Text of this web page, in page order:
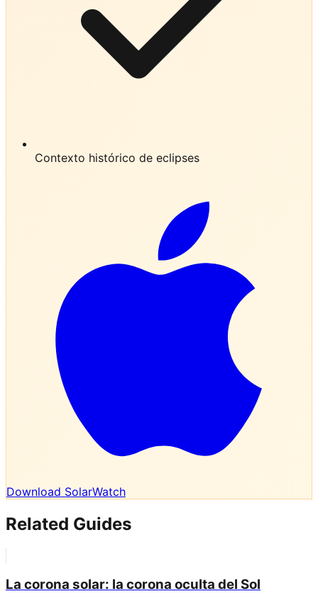
Contexto histórico de eclipses
Download SolarWatch
Related Guides
La corona solar: la corona oculta del Sol